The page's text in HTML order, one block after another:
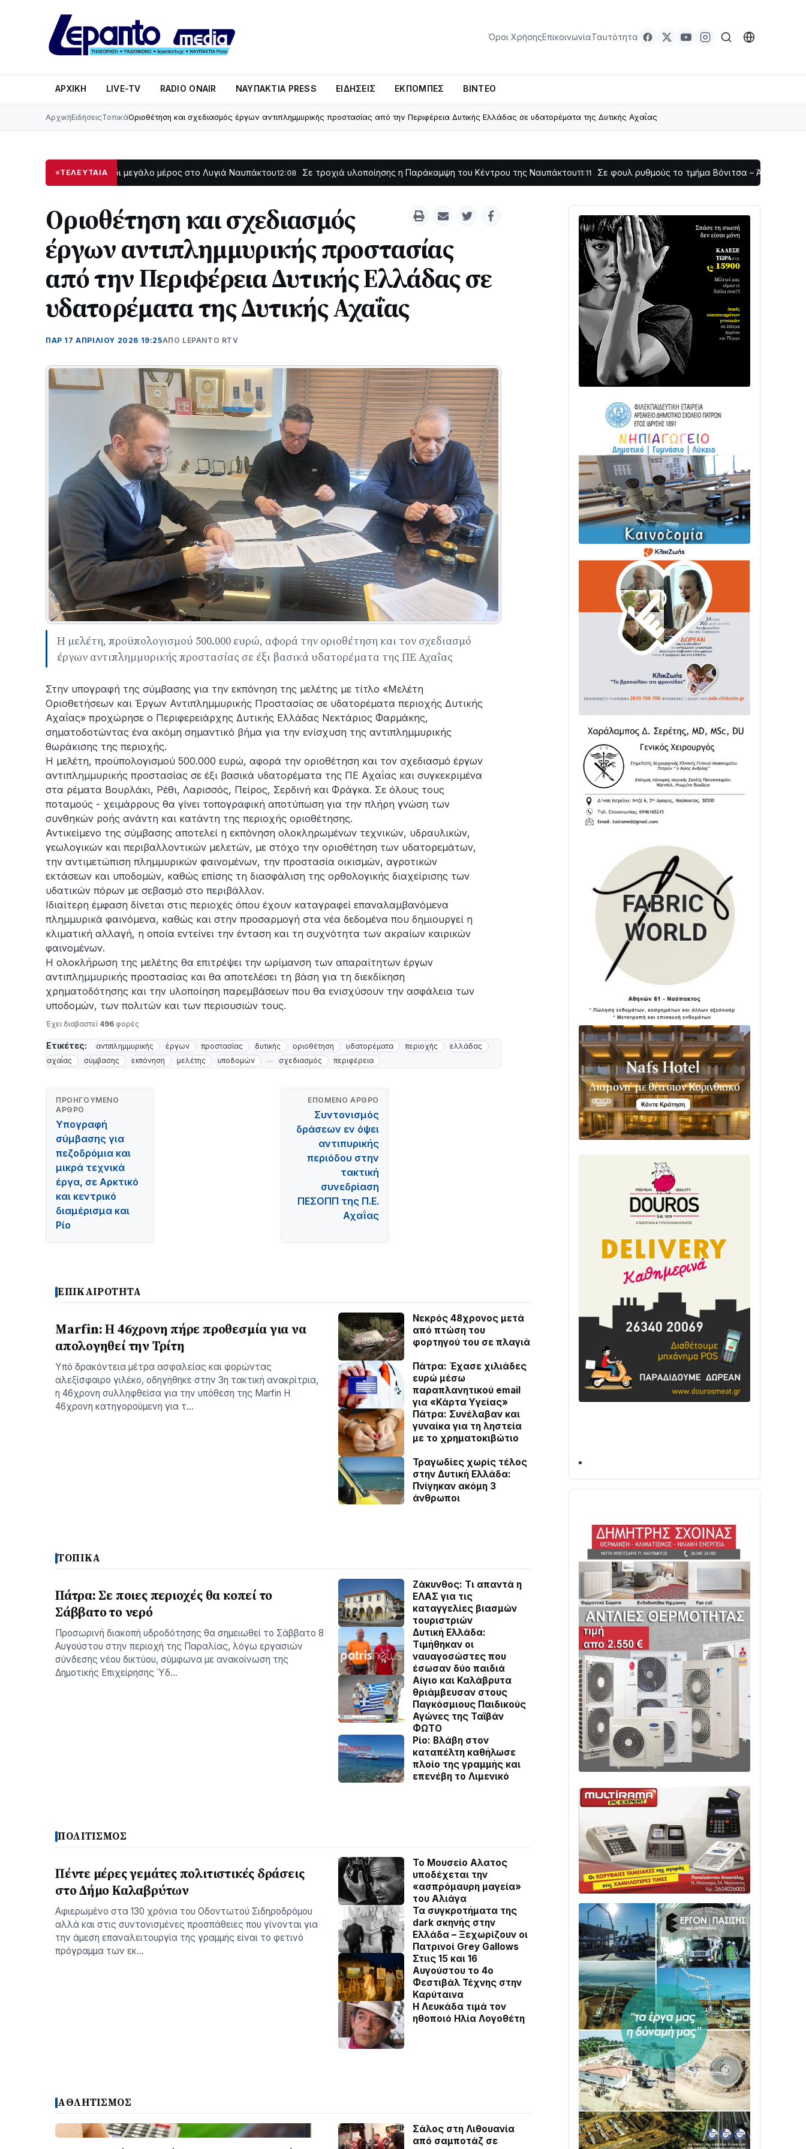
Όροι ΧρήσηςΕπικοινωνίαΤαυτότητα
ΑΡΧΙΚΉ LIVE-TV RADIO ONAIR ΝΑΥΠΑΚΤΊΑ PRESS ΕΙΔΉΣΕΙΣ ΕΚΠΟΜΠΈΣ ΒΊΝΤΕΟ
ΑρχικήΕιδήσειςΤοπικάΟριοθέτηση και σχεδιασμός έργων αντιπλημμυρικής προστασίας από την Περιφέρεια Δυτικής Ελλάδας σε υδατορέματα της Δυτικής Αχαΐας
ΤΕΛΕΥΤΑΙΑ
Στο σκοτάδι μεγάλο μέρος στο Λυγιά Ναυπάκτου12:08 Σε τροχιά υλοποίησης η Παράκαμψη του Κέντρου της Ναυπάκτου11:11 Σε φουλ ρυθμούς το τμήμα Βόνιτσα – Άγιος Νικόλαος |
Οριοθέτηση και σχεδιασμός
έργων αντιπλημμυρικής προστασίας
από την Περιφέρεια Δυτικής Ελλάδας σε
υδατορέματα της Δυτικής Αχαΐας
ΠΑΡ 17 ΑΠΡΙΛΊΟΥ 2026 19:25ΑΠΌ LEPANTO RTV
Η μελέτη, προϋπολογισμού 500.000 ευρώ, αφορά την οριοθέτηση και τον σχεδιασμό
έργων αντιπλημμυρικής προστασίας σε έξι βασικά υδατορέματα της ΠΕ Αχαΐας
Στην υπογραφή της σύμβασης για την εκπόνηση της μελέτης με τίτλο «Μελέτη
Οριοθετήσεων και Έργων Αντιπλημμυρικής Προστασίας σε υδατορέματα περιοχής Δυτικής
Αχαΐας» προχώρησε ο Περιφερειάρχης Δυτικής Ελλάδας Νεκτάριος Φαρμάκης,
σηματοδοτώντας ένα ακόμη σημαντικό βήμα για την ενίσχυση της αντιπλημμυρικής
θωράκισης της περιοχής.
Η μελέτη, προϋπολογισμού 500.000 ευρώ, αφορά την οριοθέτηση και τον σχεδιασμό έργων
αντιπλημμυρικής προστασίας σε έξι βασικά υδατορέματα της ΠΕ Αχαΐας και συγκεκριμένα
στα ρέματα Βουρλάκι, Ρέθι, Λαρισσός, Πείρος, Σερδινή και Φράγκα. Σε όλους τους
ποταμούς - χειμάρρους θα γίνει τοπογραφική αποτύπωση για την πλήρη γνώση των
συνθηκών ροής ανάντη και κατάντη της περιοχής οριοθέτησης.
Αντικείμενο της σύμβασης αποτελεί η εκπόνηση ολοκληρωμένων τεχνικών, υδραυλικών,
γεωλογικών και περιβαλλοντικών μελετών, με στόχο την οριοθέτηση των υδατορεμάτων,
την αντιμετώπιση πλημμυρικών φαινομένων, την προστασία οικισμών, αγροτικών
εκτάσεων και υποδομών, καθώς επίσης τη διασφάλιση της ορθολογικής διαχείρισης των
υδατικών πόρων με σεβασμό στο περιβάλλον.
Ιδιαίτερη έμφαση δίνεται στις περιοχές όπου έχουν καταγραφεί επαναλαμβανόμενα
πλημμυρικά φαινόμενα, καθώς και στην προσαρμογή στα νέα δεδομένα που δημιουργεί η
κλιματική αλλαγή, η οποία εντείνει την ένταση και τη συχνότητα των ακραίων καιρικών
φαινομένων.
Η ολοκλήρωση της μελέτης θα επιτρέψει την ωρίμανση των απαραίτητων έργων
αντιπλημμυρικής προστασίας και θα αποτελέσει τη βάση για τη διεκδίκηση
χρηματοδότησης και την υλοποίηση παρεμβάσεων που θα ενισχύσουν την ασφάλεια των
υποδομών, των πολιτών και των περιουσιών τους.
Έχει διαβαστεί 496 φορές
Ετικέτες: αντιπλημμυρικής έργων προστασίας δυτικής οριοθέτηση υδατορέματα περιοχής
ελλάδας
αχαΐας
σύμβασης εκπόνηση μελέτης υποδομών σχεδιασμός περιφέρεια
ΠΡΟΗΓΟΎΜΕΝΟ
ΆΡΘΡΟ
Υπογραφή
σύμβασης για
πεζοδρόμια και
μικρά τεχνικά
έργα, σε Αρκτικό
και κεντρικό
διαμέρισμα και
Ρίο
ΕΠΌΜΕΝΟ ΆΡΘΡΟ
Συντονισμός
δράσεων εν όψει
αντιπυρικής
περιόδου στην
τακτική
συνεδρίαση
ΠΕΣΟΠΠ της Π.Ε.
Αχαΐας
ΕΠΙΚΑΙΡΟΤΗΤΑ
Marfin: Η 46χρονη πήρε προθεσμία για να
απολογηθεί την Τρίτη
Υπό δρακόντεια μέτρα ασφαλείας και φορώντας
αλεξίσφαιρο γιλέκο, οδηγήθηκε στην 3η τακτική ανακρίτρια,
η 46χρονη συλληφθείσα για την υπόθεση της Marfin Η
46χρονη κατηγορούμενη για τ…
Νεκρός 48χρονος μετά
από πτώση του
φορτηγού του σε πλαγιά
Πάτρα: Έχασε χιλιάδες
ευρώ μέσω
παραπλανητικού email
για «Κάρτα Υγείας»
Πάτρα: Συνέλαβαν και
γυναίκα για τη ληστεία
με το χρηματοκιβώτιο
Τραγωδίες χωρίς τέλος
στην Δυτική Ελλάδα:
Πνίγηκαν ακόμη 3
άνθρωποι
ΤΟΠΙΚΑ
Πάτρα: Σε ποιες περιοχές θα κοπεί το
Σάββατο το νερό
Προσωρινή διακοπή υδροδότησης θα σημειωθεί το Σάββατο 8
Αυγούστου στην περιοχή της Παραλίας, λόγω εργασιών
σύνδεσης νέου δικτύου, σύμφωνα με ανακοίνωση της
Δημοτικής Επιχείρησης Ύδ…
Ζάκυνθος: Τι απαντά η
ΕΛΑΣ για τις
καταγγελίες βιασμών
τουριστριών
Δυτική Ελλάδα:
Τιµήθηκαν οι
ναυαγοσώστες που
έσωσαν δύο παιδιά
Αίγιο και Καλάβρυτα
θριάμβευσαν στους
Παγκόσμιους Παιδικούς
Αγώνες της Ταϊβάν
ΦΩΤΟ
Ρίο: Βλάβη στον
καταπέλτη καθήλωσε
πλοίο της γραμμής και
επενέβη το Λιμενικό
ΠΟΛΙΤΙΣΜΟΣ
Πέντε μέρες γεμάτες πολιτιστικές δράσεις
στο Δήμο Καλαβρύτων
Αφιερωμένο στα 130 χρόνια του Οδοντωτού Σιδηροδρόμου
αλλά και στις συντονισμένες προσπάθειες που γίνονται για
την άμεση επαναλειτουργία της γραμμής είναι το φετινό
πρόγραμμα των εκ…
Το Μουσείο Αλατος
υποδέχεται την
«ασπρόμαυρη μαγεία»
του Αλιάγα
Τα συγκροτήματα της
dark σκηνής στην
Ελλάδα – Ξεχωρίζουν οι
Πατρινοί Grey Gallows
Στιις 15 και 16
Αυγούστου το 4ο
Φεστιβάλ Τέχνης στην
Καρύταινα
Η Λευκάδα τιμά τον
ηθοποιό Ηλία Λογοθέτη
ΑΘΛΗΤΙΣΜΟΣ
Σάλος στη Λιθουανία
από σαμποτάζ σε